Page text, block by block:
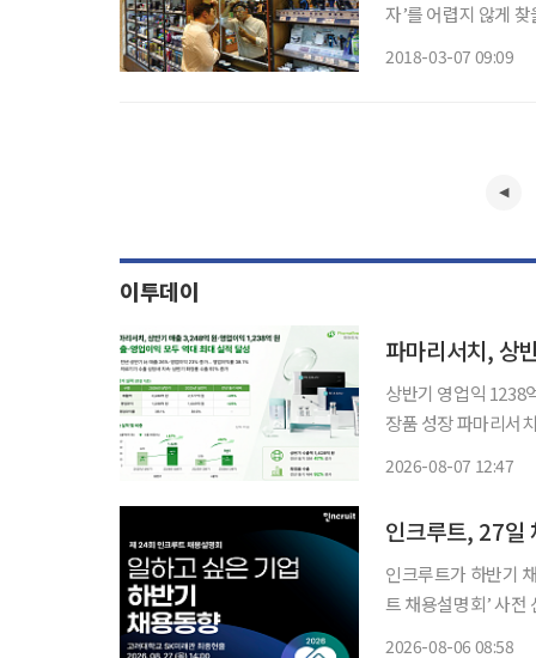
자’를 어렵지 않게
2018-03-07 09:09
이투데이
파마리서치,
상반기 영업익 1238
장품 성장 파마리서치가 의료기기와 화장품 수출 확대에 힘입어 올해 상반기 매출과 영업이
2026-08-07 12:47
인크루트, 27일
인크루트가 하반기
트 채용설명회’ 사전 신청을 시작했
2026-08-06 08:58